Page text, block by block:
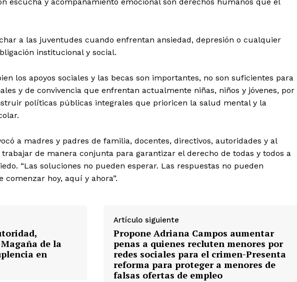
escucha y acompañamiento emocional son derechos humanos que el
a las juventudes cuando enfrentan ansiedad, depresión o cualquier
institucional y social.
los apoyos sociales y las becas son importantes, no son suficientes para
y de convivencia que enfrentan actualmente niñas, niños y jóvenes, por
políticas públicas integrales que prioricen la salud mental y la
a madres y padres de familia, docentes, directivos, autoridades y al
trabajar de manera conjunta para garantizar el derecho de todas y todos a
“Las soluciones no pueden esperar. Las respuestas no pueden
comenzar hoy, aquí y ahora”.
de la
en
Artículo siguiente
Propone Adriana Campos aumentar
penas a quienes recluten menores por
redes sociales para el crimen-Presenta
reforma para proteger a menores de
falsas ofertas de empleo